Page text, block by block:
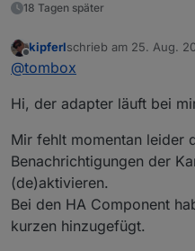
18 Tagen später
Offline
kipferlschrieb am 25. Aug.
zuletzt editiert von
@tombox
Hi, der adapter läuft bei
Mir fehlt momentan leider
Benachrichtigungen der
(de)aktivieren.
Bei den HA Component
kurzen hinzugefügt.